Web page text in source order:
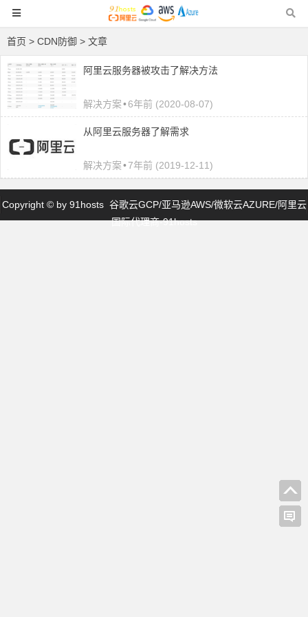
首页 > CDN防御 > 文章
阿里云服务器被攻击了解决方法
解决方案•6年前 (2020-08-07)
从阿里云服务器了解需求
解决方案•7年前 (2019-12-11)
Copyright © by 91hosts谷歌云GCP/亚马逊AWS/微软云AZURE/阿里云
国际代理商-91hosts